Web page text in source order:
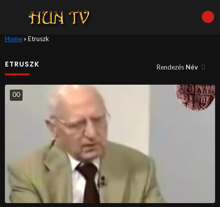
Home» Etruszk
ETRUSZK Rendezés Név
00